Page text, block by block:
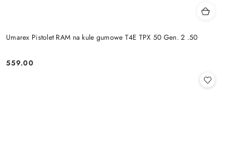
Umarex Pistolet RAM na kule gumowe T4E TPX 50 Gen. 2 .50
Cena:
559.00